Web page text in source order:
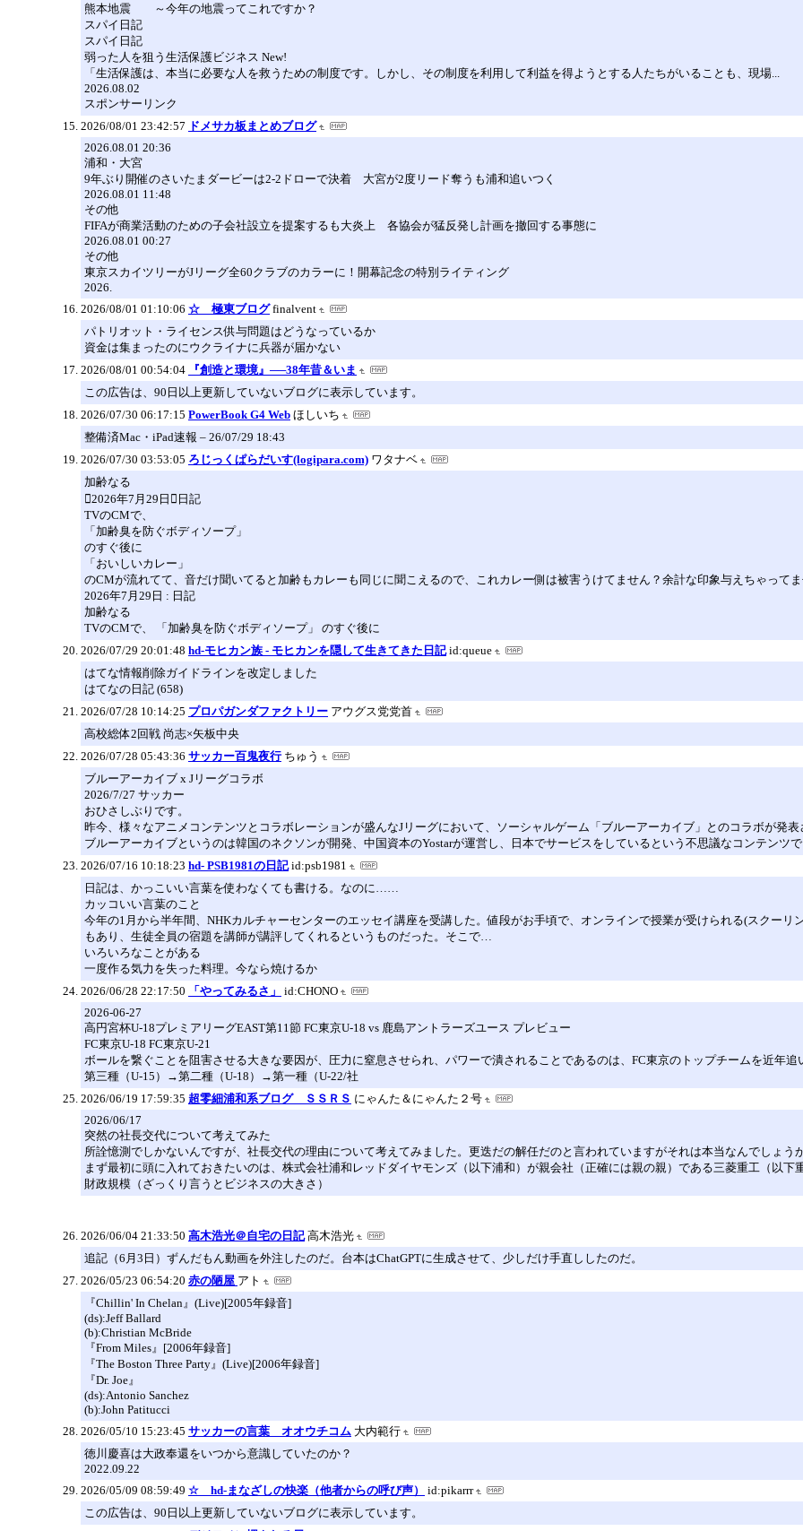
熊本地震 ～今年の地震ってこれですか？
スパイ日記
スパイ日記
弱った人を狙う生活保護ビジネス New!
「生活保護は、本当に必要な人を救うための制度です。しかし、その制度を利用して利益を得ようとする人たちがいることも、現場...
2026.08.02
スポンサーリンク
2026/08/01 23:42:57 ドメサカ板まとめブログ
2026.08.01 20:36
浦和・大宮
9年ぶり開催のさいたまダービーは2-2ドローで決着 大宮が2度リード奪うも浦和追いつく
2026.08.01 11:48
その他
FIFAが商業活動のための子会社設立を提案するも大炎上 各協会が猛反発し計画を撤回する事態に
2026.08.01 00:27
その他
東京スカイツリーがJリーグ全60クラブのカラーに！開幕記念の特別ライティング
2026.
2026/08/01 01:10:06 ☆ 極東ブログ finalvent
パトリオット・ライセンス供与問題はどうなっているか
資金は集まったのにウクライナに兵器が届かない
2026/08/01 00:54:04
『創造と環境』──38年昔＆いま
この広告は、90日以上更新していないブログに表示しています。
2026/07/30 06:17:15 PowerBook G4 Web ほしいち
整備済Mac・iPad速報 – 26/07/29 18:43
2026/07/30 03:53:05 ろじっくぱらだいす(logipara.com) ワタナベ
加齢なる
2026年7月29日日記
TVのCMで、
「加齢臭を防ぐボディソープ」
のすぐ後に
「おいしいカレー」
のCMが流れてて、音だけ聞いてると加齢もカレーも同じに聞こえるので、これカレー側は被害うけてません？余計な印象与えちゃって
2026年7月29日 : 日記
加齢なる
TVのCMで、 「加齢臭を防ぐボディソープ」 のすぐ後に
2026/07/29 20:01:48 hd-モヒカン族 - モヒカンを隠して生きてきた日記 id:queue
はてな情報削除ガイドラインを改定しました
はてなの日記 (658)
2026/07/28 10:14:25 プロパガンダファクトリー アウグス党党首
高校総体2回戦 尚志×矢板中央
2026/07/28 05:43:36 サッカー百鬼夜行 ちゅう
ブルーアーカイブ x Jリーグコラボ
2026/7/27 サッカー
おひさしぶりです。
昨今、様々なアニメコンテンツとコラボレーションが盛んなJリーグにおいて、ソーシャルゲーム「ブルーアーカイブ」とのコラボが発
ブルーアーカイブというのは韓国のネクソンが開発、中国資本のYostarが運営し、日本でサービスをしているという不思議なコンテンツ
2026/07/16 10:18:23 hd- PSB1981の日記 id:psb1981
日記は、かっこいい言葉を使わなくても書ける。なのに……
カッコいい言葉のこと
今年の1月から半年間、NHKカルチャーセンターのエッセイ講座を受講した。値段がお手頃で、オンラインで授業が受けられる(スクー
もあり、生徒全員の宿題を講師が講評してくれるというものだった。そこで…
いろいろなことがある
一度作る気力を失った料理。今なら焼けるか
2026/06/28 22:17:50
「やってみるさ」
id:CHONO
2026-06-27
高円宮杯U-18プレミアリーグEAST第11節 FC東京U-18 vs 鹿島アントラーズユース プレビュー
FC東京U-18 FC東京U-21
ボールを繋ぐことを阻害させる大きな要因が、圧力に窒息させられ、パワーで潰されることであるのは、FC東京のトップチームを近年
第三種（U-15）→第二種（U-18）→第一種（U-22/社
2026/06/19 17:59:35 超零細浦和系ブログ ＳＳＲＳ にゃんた＆にゃんた２号
2026/06/17
突然の社長交代について考えてみた
所詮憶測でしかないんですが、社長交代の理由について考えてみました。更迭だの解任だのと言われていますがそれは本当なんでしょう
まず最初に頭に入れておきたいのは、株式会社浦和レッドダイヤモンズ（以下浦和）が親会社（正確には親の親）である三菱重工（以
財政規模（ざっくり言うとビジネスの大きさ）
2026/06/04 21:33:50 高木浩光＠自宅の日記 高木浩光
追記（6月3日）ずんだもん動画を外注したのだ。台本はChatGPTに生成させて、少しだけ手直ししたのだ。
2026/05/23 06:54:20 赤の陋屋 アト
『Chillin' In Chelan』(Live)[2005年録音]
(ds):Jeff Ballard
(b):Christian McBride
『From Miles』[2006年録音]
『The Boston Three Party』(Live)[2006年録音]
『Dr. Joe』
(ds):Antonio Sanchez
(b):John Patitucci
2026/05/10 15:23:45 サッカーの言葉 オオウチコム 大内範行
徳川慶喜は大政奉還をいつから意識していたのか？
2022.09.22
2026/05/09 08:59:49 ☆ hd-まなざしの快楽（他者からの呼び声）
id:pikarrr
この広告は、90日以上更新していないブログに表示しています。